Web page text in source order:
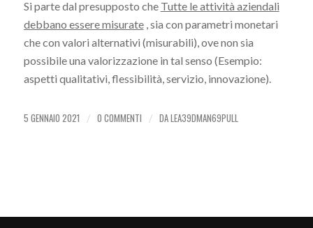
Si parte dal presupposto che Tutte le attività aziendali
debbano essere misurate, sia con parametri monetari
che con valori alternativi (misurabili), ove non sia
possibile una valorizzazione in tal senso (Esempio:
aspetti qualitativi, flessibilità, servizio, innovazione).
5 GENNAIO 2021 / 0 COMMENTI / DALEA39DMAN69PULL